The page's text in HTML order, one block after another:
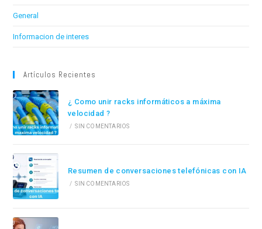
General
Informacion de interes
Artículos Recientes
¿ Como unir racks informáticos a máxima
velocidad ?
/ SIN COMENTARIOS
Resumen de conversaciones telefónicas con IA
/ SIN COMENTARIOS